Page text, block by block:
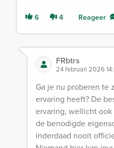
6 4 Reageer
FRbtrs
24 februari 2026
Ga je nu proberen te
ervaring heeft? De
ervaring, wellicht
de benodigde
inderdaad nooit